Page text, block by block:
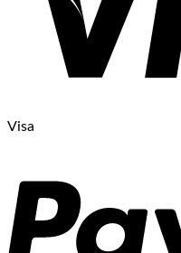
Visa